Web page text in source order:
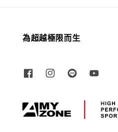
為超越極限而生